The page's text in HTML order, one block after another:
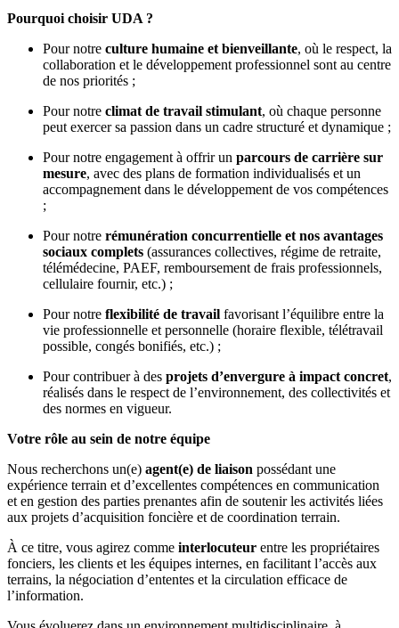
Pourquoi choisir UDA ?
Pour notre culture humaine et bienveillante, où le respect, la
collaboration et le développement professionnel sont au centre
de nos priorités ;
Pour notre climat de travail stimulant, où chaque personne
peut exercer sa passion dans un cadre structuré et dynamique ;
Pour notre engagement à offrir un parcours de carrière sur
mesure, avec des plans de formation individualisés et un
accompagnement dans le développement de vos compétences
;
Pour notre rémunération concurrentielle et nos avantages
sociaux complets (assurances collectives, régime de retraite,
télémédecine, PAEF, remboursement de frais professionnels,
cellulaire fournir, etc.) ;
Pour notre flexibilité de travail favorisant l’équilibre entre la
vie professionnelle et personnelle (horaire flexible, télétravail
possible, congés bonifiés, etc.) ;
Pour contribuer à des projets d’envergure à impact concret,
réalisés dans le respect de l’environnement, des collectivités et
des normes en vigueur.
Votre rôle au sein de notre équipe
Nous recherchons un(e) agent(e) de liaison possédant une
expérience terrain et d’excellentes compétences en communication
et en gestion des parties prenantes afin de soutenir les activités liées
aux projets d’acquisition foncière et de coordination terrain.
À ce titre, vous agirez comme interlocuteur entre les propriétaires
fonciers, les clients et les équipes internes, en facilitant l’accès aux
terrains, la négociation d’ententes et la circulation efficace de
l’information.